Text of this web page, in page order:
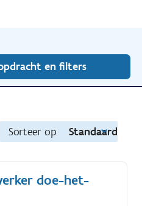
en filters
Sorteer op Standaard
doe-het-